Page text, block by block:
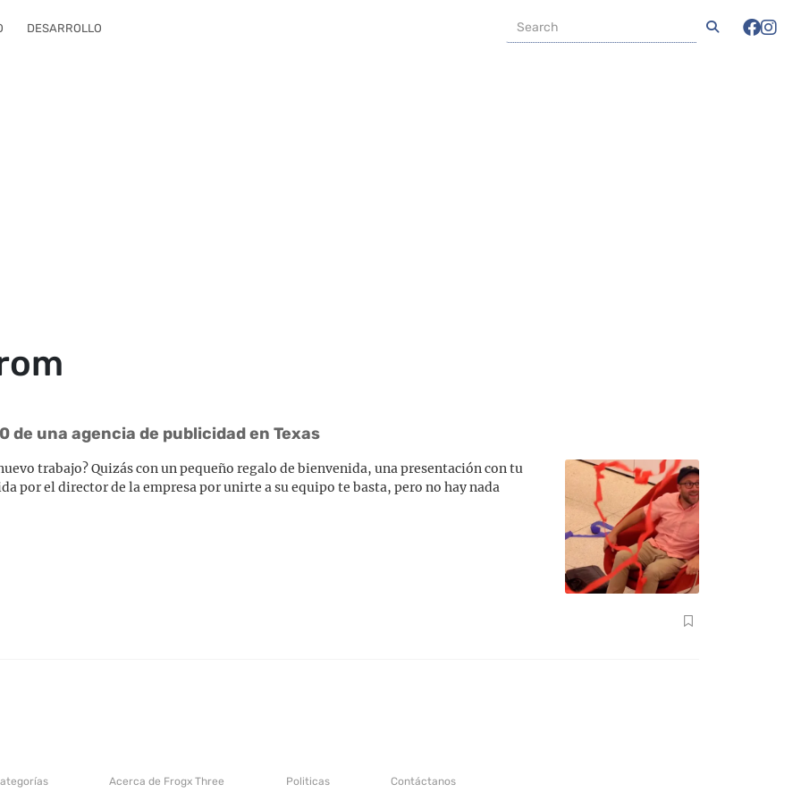
DESARROLLO
de una agencia de publicidad en Texas
trabajo? Quizás con un pequeño regalo de bienvenida, una presentación con tu
por el director de la empresa por unirte a su equipo te basta, pero no hay nada
Acerca de Frogx Three Politicas Contáctanos